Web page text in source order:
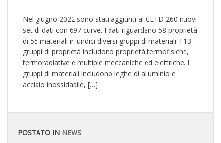
Nel giugno 2022 sono stati aggiunti al CLTD 260 nuovi
set di dati con 697 curve. I dati riguardano 58 proprietà
di 55 materiali in undici diversi gruppi di materiali. I 13
gruppi di proprietà includono proprietà termofisiche,
termoradiative e multiple meccaniche ed elettriche. I
gruppi di materiali includono leghe di alluminio e
acciaio inossidabile, […]
POSTATO IN NEWS